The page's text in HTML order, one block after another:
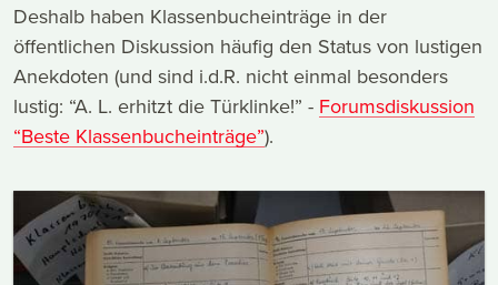
Deshalb haben Klassenbucheinträge in der
öffentlichen Diskussion häufig den Status von lustigen
Anekdoten (und sind i.d.R. nicht einmal besonders
lustig: “A. L. erhitzt die Türklinke!” - Forumsdiskussion
“Beste Klassenbucheinträge”).